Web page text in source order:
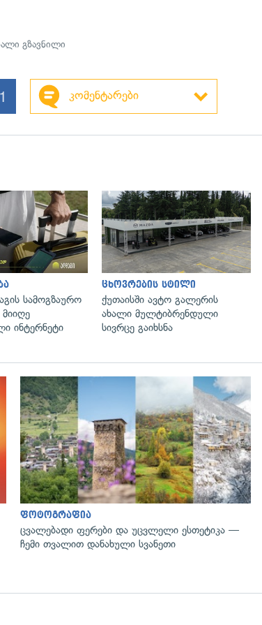
გზავნილი
1 კომენტარები
სამოგზაურო
ინტერნეტი
ცხოვრების სტილი
ქუთაისში ავტო გალერის
ახალი მულტიბრენდული
სივრცე გაიხსნა
ფოტოგრაფია
ცვალებადი ფერები და უცვლელი ესთეტიკა —
ჩემი თვალით დანახული სვანეთი